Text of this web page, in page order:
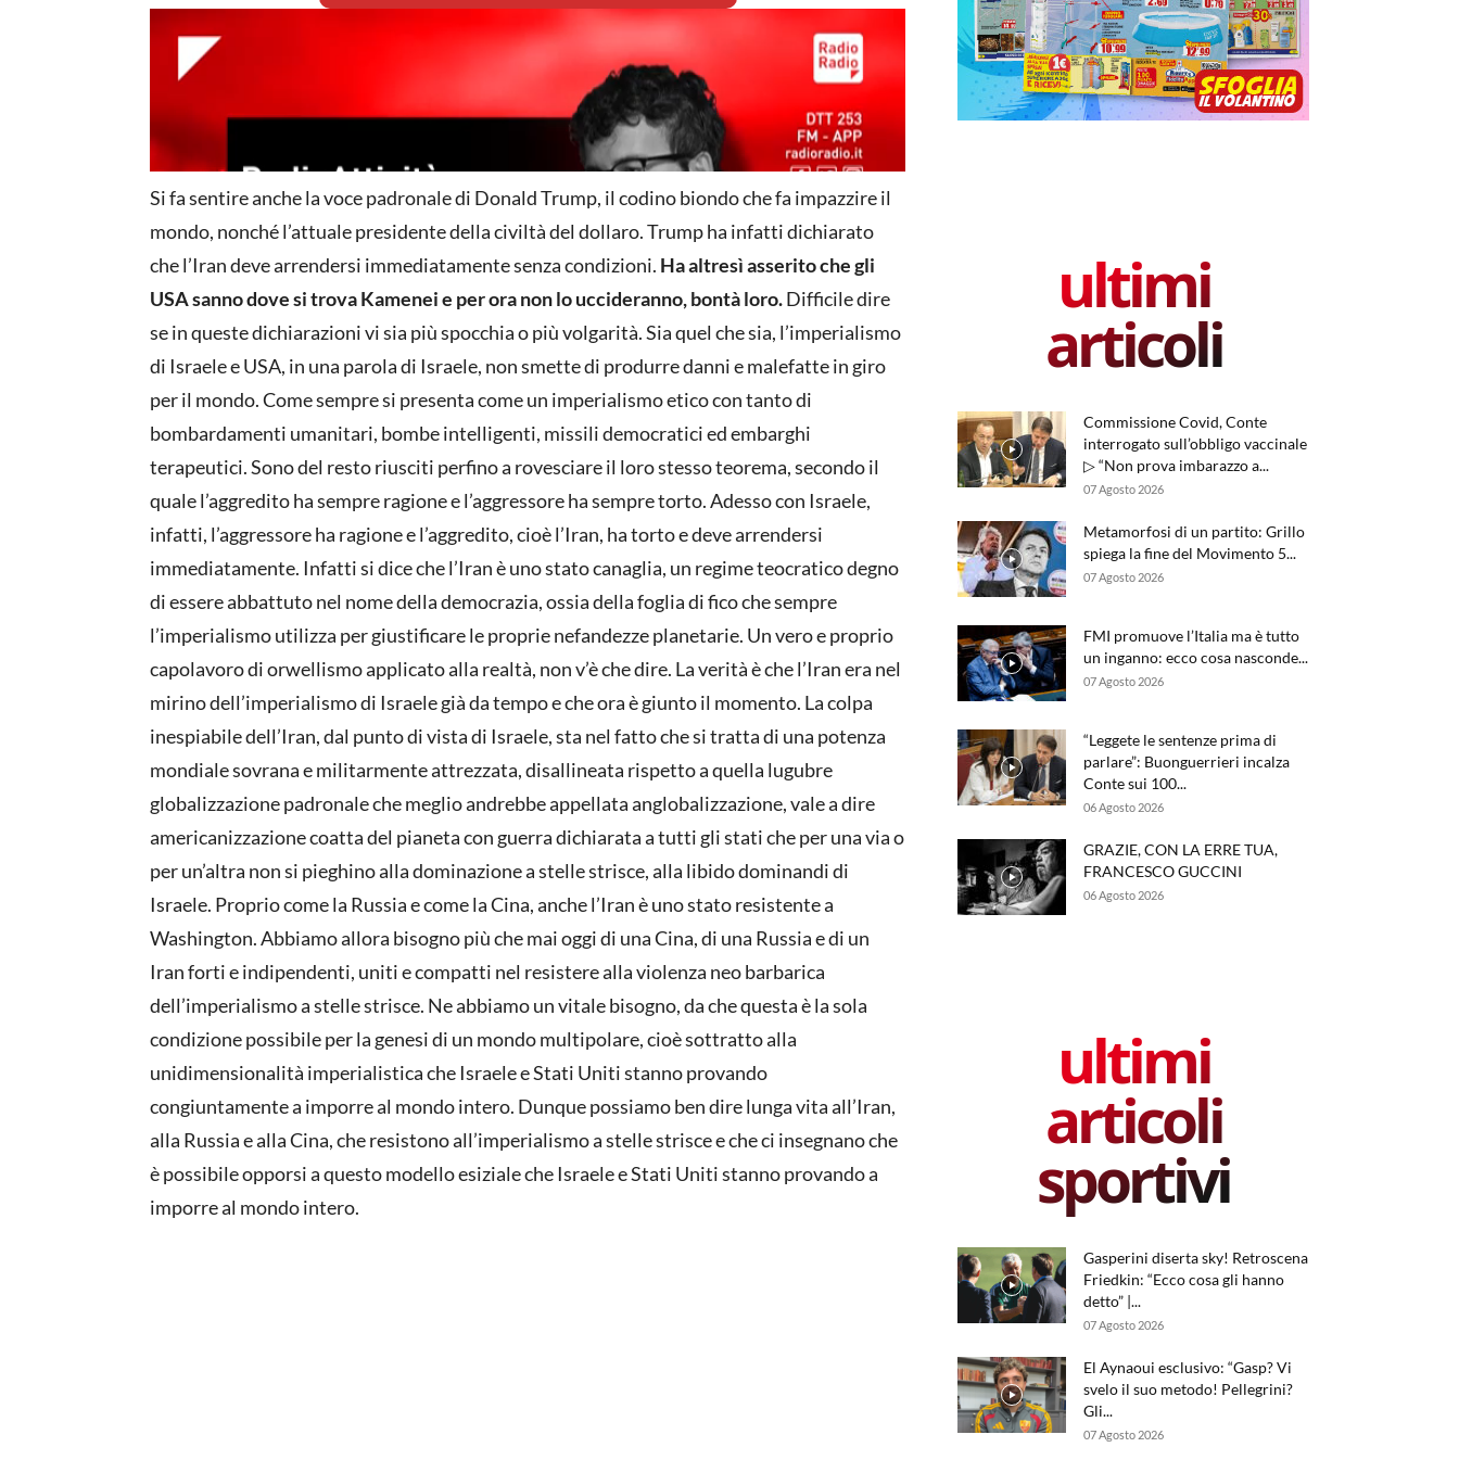
Si fa sentire anche la voce padronale di Donald Trump, il codino biondo che fa impazzire il
mondo, nonché l’attuale presidente della civiltà del dollaro. Trump ha infatti dichiarato
che l’Iran deve arrendersi immediatamente senza condizioni. Ha altresì asserito che gli
USA sanno dove si trova Kamenei e per ora non lo uccideranno, bontà loro.Difficile dire
se in queste dichiarazioni vi sia più spocchia o più volgarità. Sia quel che sia, l’imperialismo
di Israele e USA, in una parola di Israele, non smette di produrre danni e malefatte in giro
per il mondo. Come sempre si presenta come un imperialismo etico con tanto di
bombardamenti umanitari, bombe intelligenti, missili democratici ed embarghi
terapeutici. Sono del resto riusciti perfino a rovesciare il loro stesso teorema, secondo il
quale l’aggredito ha sempre ragione e l’aggressore ha sempre torto. Adesso con Israele,
infatti, l’aggressore ha ragione e l’aggredito, cioè l’Iran, ha torto e deve arrendersi
immediatamente. Infatti si dice che l’Iran è uno stato canaglia, un regime teocratico degno
di essere abbattuto nel nome della democrazia, ossia della foglia di fico che sempre
l’imperialismo utilizza per giustificare le proprie nefandezze planetarie. Un vero e proprio
capolavoro di orwellismo applicato alla realtà, non v’è che dire. La verità è che l’Iran era nel
mirino dell’imperialismo di Israele già da tempo e che ora è giunto il momento. La colpa
inespiabile dell’Iran, dal punto di vista di Israele, sta nel fatto che si tratta di una potenza
mondiale sovrana e militarmente attrezzata, disallineata rispetto a quella lugubre
globalizzazione padronale che meglio andrebbe appellata anglobalizzazione, vale a dire
americanizzazione coatta del pianeta con guerra dichiarata a tutti gli stati che per una via o
per un’altra non si pieghino alla dominazione a stelle strisce, alla libido dominandi di
Israele. Proprio come la Russia e come la Cina, anche l’Iran è uno stato resistente a
Washington. Abbiamo allora bisogno più che mai oggi di una Cina, di una Russia e di un
Iran forti e indipendenti, uniti e compatti nel resistere alla violenza neo barbarica
dell’imperialismo a stelle strisce. Ne abbiamo un vitale bisogno, da che questa è la sola
condizione possibile per la genesi di un mondo multipolare, cioè sottratto alla
unidimensionalità imperialistica che Israele e Stati Uniti stanno provando
congiuntamente a imporre al mondo intero. Dunque possiamo ben dire lunga vita all’Iran,
alla Russia e alla Cina, che resistono all’imperialismo a stelle strisce e che ci insegnano che
è possibile opporsi a questo modello esiziale che Israele e Stati Uniti stanno provando a
imporre al mondo intero.
ultimi
articoli
Commissione Covid, Conte
interrogato sull’obbligo vaccinale
▷ “Non prova imbarazzo a...
07 Agosto 2026
Metamorfosi di un partito: Grillo
spiega la fine del Movimento 5...
07 Agosto 2026
FMI promuove l’Italia ma è tutto
un inganno: ecco cosa nasconde...
07 Agosto 2026
“Leggete le sentenze prima di
parlare”: Buonguerrieri incalza
Conte sui 100...
06 Agosto 2026
GRAZIE, CON LA ERRE TUA,
FRANCESCO GUCCINI
06 Agosto 2026
ultimi
articoli
sportivi
Gasperini diserta sky! Retroscena
Friedkin: “Ecco cosa gli hanno
detto” |...
07 Agosto 2026
El Aynaoui esclusivo: “Gasp? Vi
svelo il suo metodo! Pellegrini?
Gli...
07 Agosto 2026